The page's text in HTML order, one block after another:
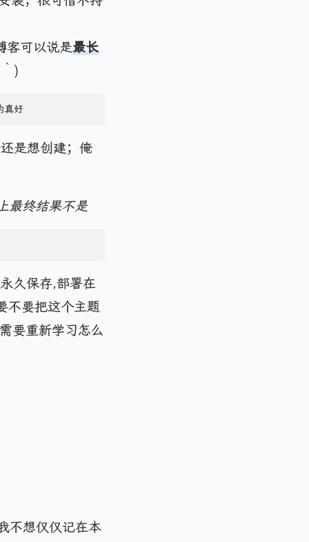
客可以说是最长
)
真好
是想创建；俺
最终结果不是
久保存,部署在
不要把这个主题
要重新学习怎么
不想仅仅记在本